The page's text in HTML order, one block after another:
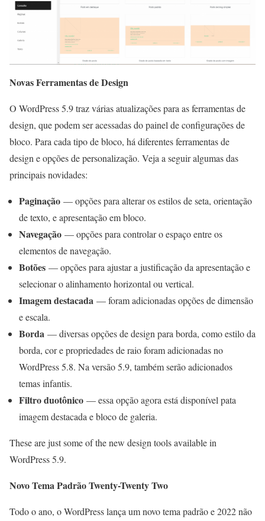
Novas Ferramentas de Design
O WordPress 5.9 traz várias atualizações para as ferramentas de
design, que podem ser acessadas do painel de configurações de
bloco. Para cada tipo de bloco, há diferentes ferramentas de
design e opções de personalização. Veja a seguir algumas das
principais novidades:
Paginação — opções para alterar os estilos de seta, orientação
de texto, e apresentação em bloco.
Navegação — opções para controlar o espaço entre os
elementos de navegação.
Botões — opções para ajustar a justificação da apresentação e
selecionar o alinhamento horizontal ou vertical.
Imagem destacada — foram adicionadas opções de dimensão
e escala.
Borda — diversas opções de design para borda, como estilo da
borda, cor e propriedades de raio foram adicionadas no
WordPress 5.8. Na versão 5.9, também serão adicionados
temas infantis.
Filtro duotônico — essa opção agora está disponível pata
imagem destacada e bloco de galeria.
These are just some of the new design tools available in
WordPress 5.9.
Novo Tema Padrão Twenty-Twenty Two
Todo o ano, o WordPress lança um novo tema padrão e 2022 não